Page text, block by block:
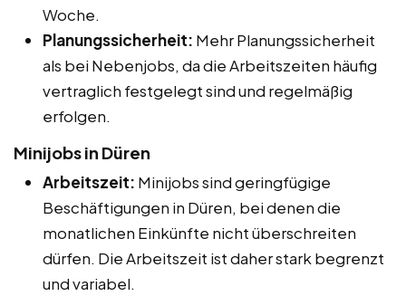
Woche.
Planungssicherheit: Mehr Planungssicherheit
als bei Nebenjobs, da die Arbeitszeiten häufig
vertraglich festgelegt sind und regelmäßig
erfolgen.
Minijobs in Düren
Arbeitszeit: Minijobs sind geringfügige
Beschäftigungen in Düren, bei denen die
monatlichen Einkünfte nicht überschreiten
dürfen. Die Arbeitszeit ist daher stark begrenzt
und variabel.